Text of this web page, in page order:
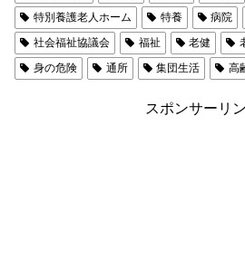
特別養護老人ホーム
特養 病院
社会福祉協議会
福祉 老健
身の危険
通所 集団生活 高
スポンサーリ